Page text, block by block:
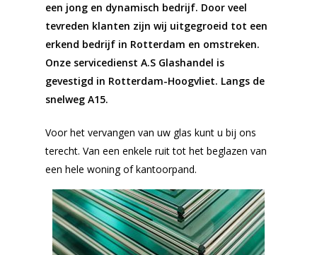
een jong en dynamisch bedrijf. Door veel
tevreden klanten zijn wij uitgegroeid tot een
erkend bedrijf in Rotterdam en omstreken.
Onze servicedienst A.S Glashandel is
gevestigd in Rotterdam-Hoogvliet. Langs de
snelweg A15.
Voor het vervangen van uw glas kunt u bij ons
terecht. Van een enkele ruit tot het beglazen van
een hele woning of kantoorpand.